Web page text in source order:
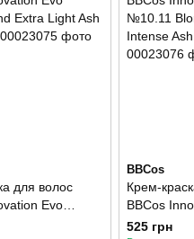
для волос
Evo
Extra Light Ash
BBCos
Крем-
BBCos
№10.11
525 грн